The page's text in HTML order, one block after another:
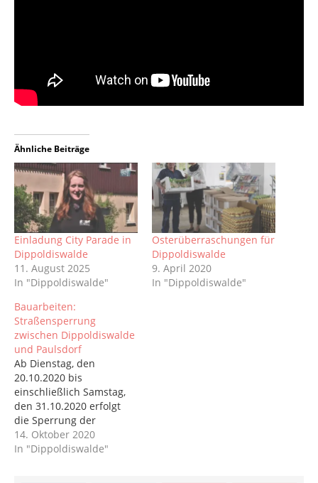
Ähnliche Beiträge
Einladung City Parade in
Dippoldiswalde
11. August 2025
In "Dippoldiswalde"
Osterüberraschungen für
Dippoldiswalde
9. April 2020
In "Dippoldiswalde"
Bauarbeiten:
Straßensperrung
zwischen Dippoldiswalde
und Paulsdorf
Ab Dienstag, den
20.10.2020 bis
einschließlich Samstag,
den 31.10.2020 erfolgt
die Sperrung der
Talsperrenstraße (K9010)
zwischen Dippoldiswalde
14. Oktober 2020
In "Dippoldiswalde"